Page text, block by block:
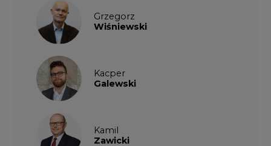
Grzegorz
Wiśniewski
Kacper
Galewski
Kamil
Zawicki